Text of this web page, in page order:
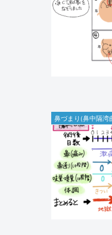
鼻づまり(鼻中隔湾